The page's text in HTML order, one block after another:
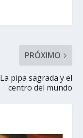
PRÓXIMO
La pipa sagrada y el
centro del mundo